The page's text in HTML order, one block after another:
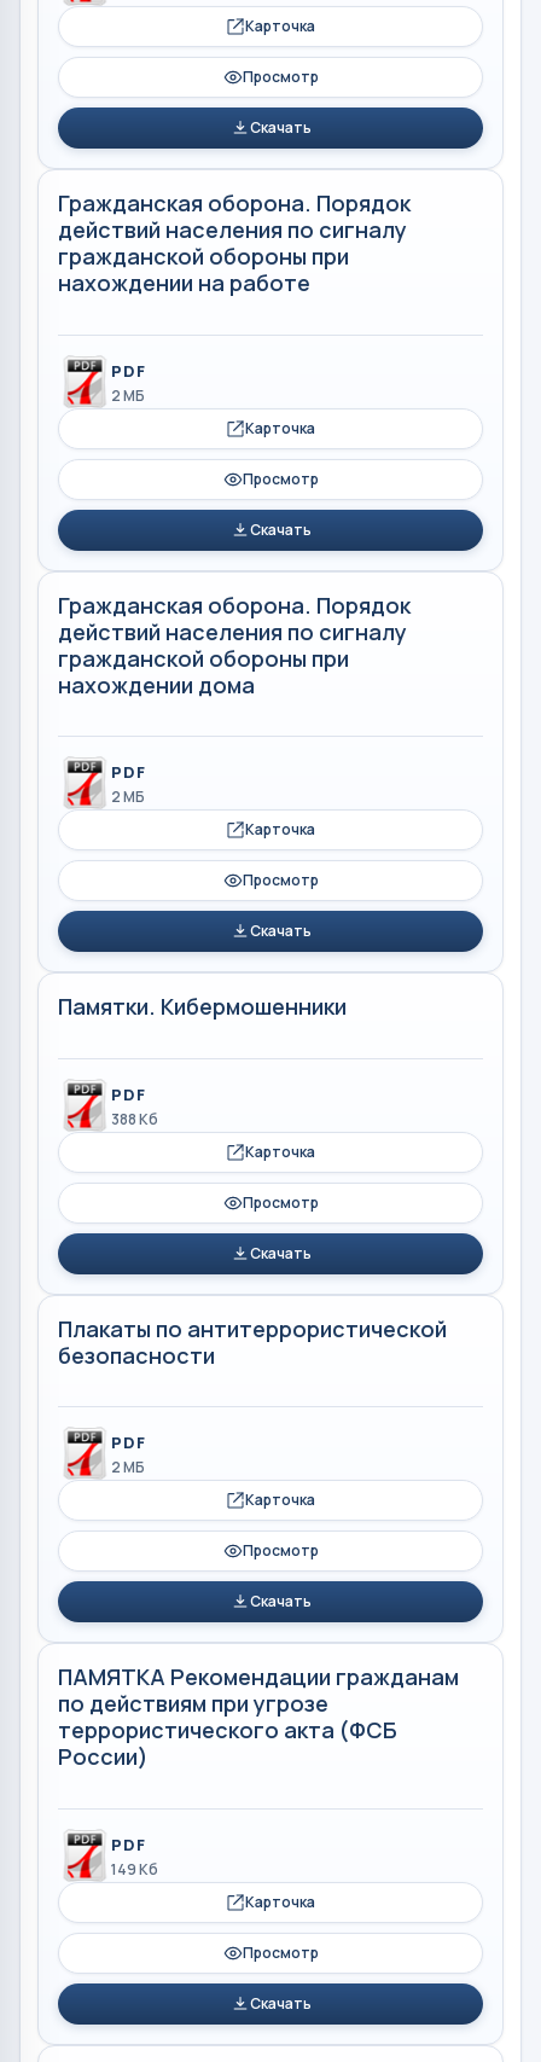
Карточка
Просмотр
Скачать
Гражданская оборона. Порядок
действий населения по сигналу
гражданской обороны при
нахождении на работе
PDF
2 МБ
Карточка
Просмотр
Скачать
Гражданская оборона. Порядок
действий населения по сигналу
гражданской обороны при
нахождении дома
PDF
2 МБ
Карточка
Просмотр
Скачать
Памятки. Кибермошенники
PDF
388 Кб
Карточка
Просмотр
Скачать
Плакаты по антитеррористической
безопасности
PDF
2 МБ
Карточка
Просмотр
Скачать
ПАМЯТКА Рекомендации гражданам
по действиям при угрозе
террористического акта (ФСБ
России)
PDF
149 Кб
Карточка
Просмотр
Скачать